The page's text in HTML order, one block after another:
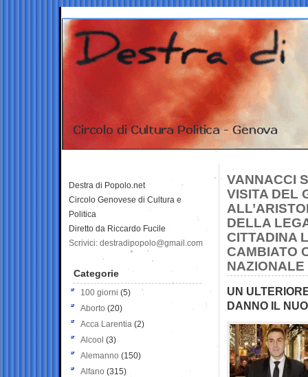
VANNACCI
VISITA DEL
DELLA
CITTADINA
CAMBIATO
NAZIONALE
UN
DANNO IL
Destra di Popolo.net
Circolo Genovese di Cultura e
Politica
Diretto da Riccardo Fucile
Scrivici: destradipopolo@gmail.com
Categorie
100 giorni (5)
Aborto (20)
Acca Larentia (2)
Alcool (3)
Alemanno (150)
Alfano (315)